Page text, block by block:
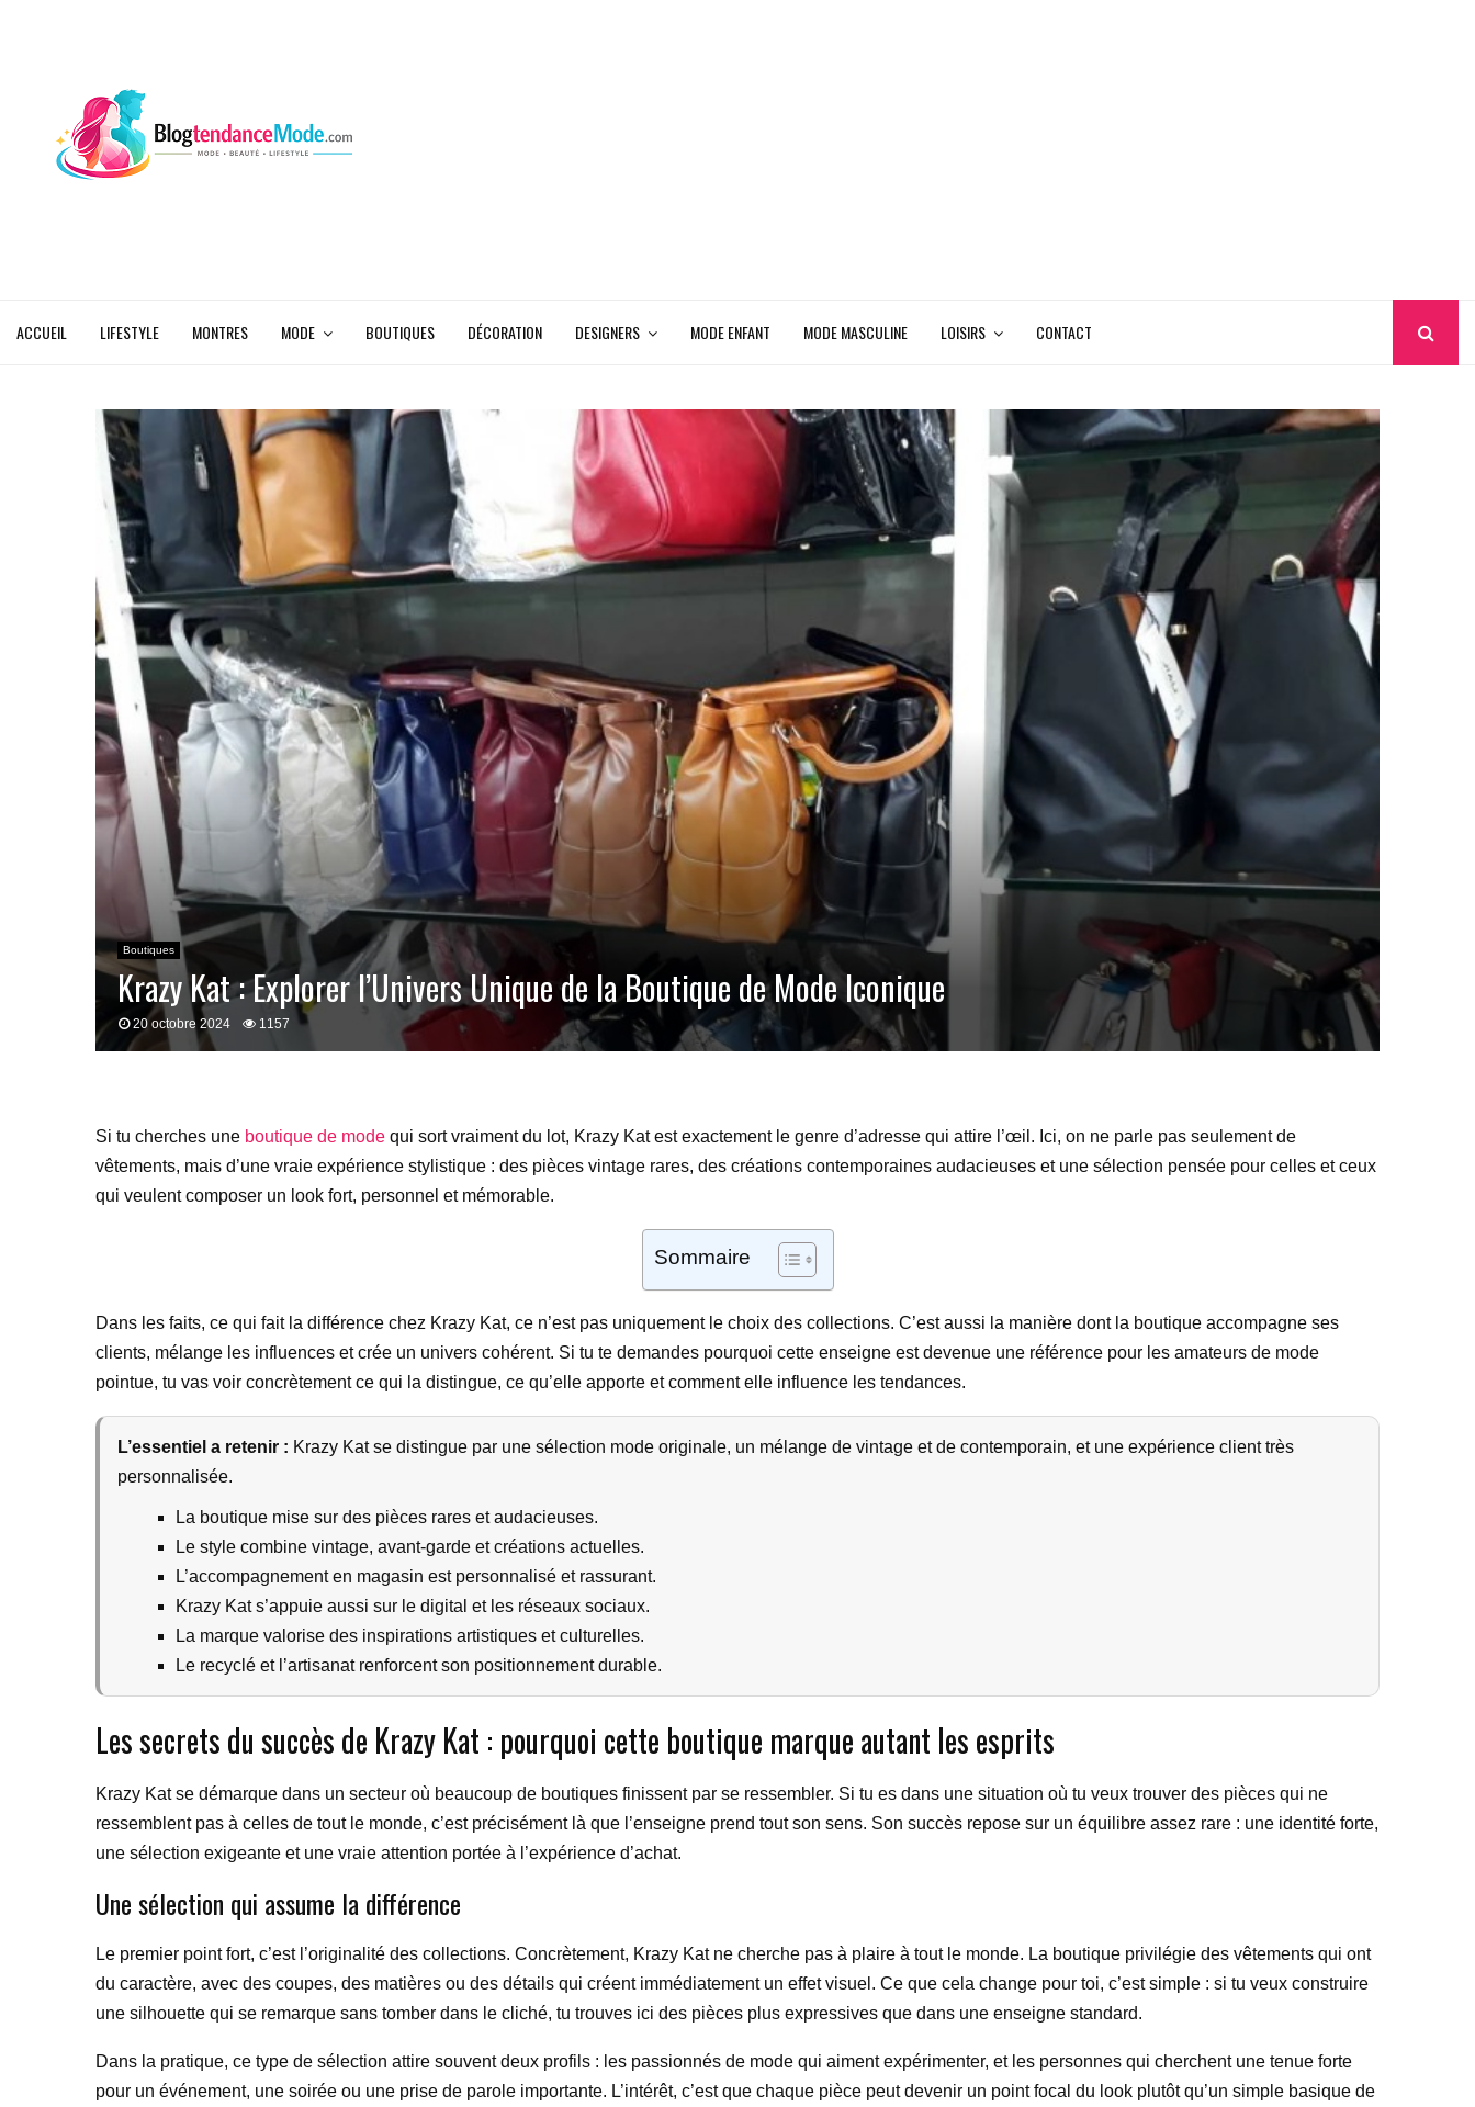
ACCUEIL LIFESTYLE MONTRES MODE BOUTIQUES DÉCORATION DESIGNERS MODE ENFANT MODE MASCULINE LOISIRS CONTACT
Boutiques
Krazy Kat : Explorer l’Univers Unique de la Boutique de Mode Iconique
20 octobre 2024 1157
Si tu cherches une boutique de mode qui sort vraiment du lot, Krazy Kat est exactement le genre d’adresse qui attire l’œil. Ici, on ne parle pas seulement de
vêtements, mais d’une vraie expérience stylistique : des pièces vintage rares, des créations contemporaines audacieuses et une sélection pensée pour celles et ceux
qui veulent composer un look fort, personnel et mémorable.
Sommaire
Dans les faits, ce qui fait la différence chez Krazy Kat, ce n’est pas uniquement le choix des collections. C’est aussi la manière dont la boutique accompagne ses
clients, mélange les influences et crée un univers cohérent. Si tu te demandes pourquoi cette enseigne est devenue une référence pour les amateurs de mode
pointue, tu vas voir concrètement ce qui la distingue, ce qu’elle apporte et comment elle influence les tendances.
L’essentiel a retenir : Krazy Kat se distingue par une sélection mode originale, un mélange de vintage et de contemporain, et une expérience client très
personnalisée.
La boutique mise sur des pièces rares et audacieuses.
Le style combine vintage, avant-garde et créations actuelles.
L’accompagnement en magasin est personnalisé et rassurant.
Krazy Kat s’appuie aussi sur le digital et les réseaux sociaux.
La marque valorise des inspirations artistiques et culturelles.
Le recyclé et l’artisanat renforcent son positionnement durable.
Les secrets du succès de Krazy Kat : pourquoi cette boutique marque autant les esprits
Krazy Kat se démarque dans un secteur où beaucoup de boutiques finissent par se ressembler. Si tu es dans une situation où tu veux trouver des pièces qui ne
ressemblent pas à celles de tout le monde, c’est précisément là que l’enseigne prend tout son sens. Son succès repose sur un équilibre assez rare : une identité forte,
une sélection exigeante et une vraie attention portée à l’expérience d’achat.
Une sélection qui assume la différence
Le premier point fort, c’est l’originalité des collections. Concrètement, Krazy Kat ne cherche pas à plaire à tout le monde. La boutique privilégie des vêtements qui ont
du caractère, avec des coupes, des matières ou des détails qui créent immédiatement un effet visuel. Ce que cela change pour toi, c’est simple : si tu veux construire
une silhouette qui se remarque sans tomber dans le cliché, tu trouves ici des pièces plus expressives que dans une enseigne standard.
Dans la pratique, ce type de sélection attire souvent deux profils : les passionnés de mode qui aiment expérimenter, et les personnes qui cherchent une tenue forte
pour un événement, une soirée ou une prise de parole importante. L’intérêt, c’est que chaque pièce peut devenir un point focal du look plutôt qu’un simple basique de